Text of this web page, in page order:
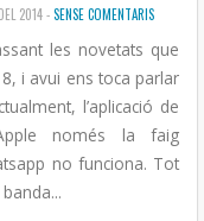
2014 -SENSE COMENTARIS
les novetats que
i avui ens toca parlar
l’aplicació de
només la faig
no funciona. Tot